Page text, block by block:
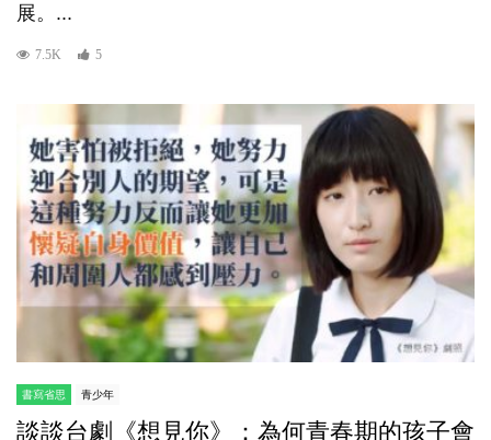
展。...
7.5K 5
書寫省思 青少年
談談台劇《想見你》：為何青春期的孩子會